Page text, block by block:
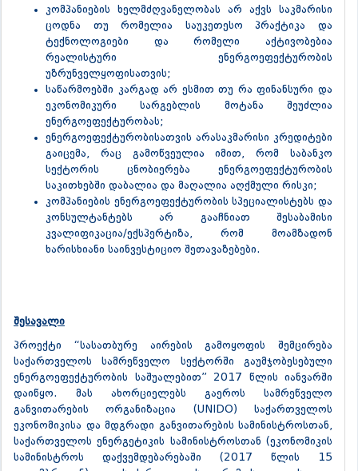
კომპანიების ხელმძღვანელობას არ აქვს საკმარისი
ცოდნა თუ რომელია საუკეთესო პრაქტიკა და
ტექნოლოგიები და რომელი აქტივობებია
რეალისტური ენერგოეფექტურობის
უზრუნველყოფისათვის;
საწარმოებში კარგად არ ესმით თუ რა ფინანსური და
ეკონომიკური სარგებლის მოტანა შეუძლია
ენერგოეფექტურობას;
ენერგოეფექტურობისათვის არასაკმარისი კრედიტები
გაიცემა, რაც გამოწვეულია იმით, რომ საბანკო
სექტორის ცნობიერება ენერგოეფექტურობის
საკითხებში დაბალია და მაღალია აღქმული რისკი;
კომპანიების ენერგოეფექტურობის სპეციალისტებს და
კონსულტანტებს არ გააჩნიათ შესაბამისი
კვალიფიკაცია/ექსპერტიზა, რომ მოამზადონ
ხარისხიანი საინვესტიციო შეთავაზებები.
შესავალი
პროექტი “სასათბურე აირების გამოყოფის შემცირება
საქართველოს სამრეწველო სექტორში გაუმჯობესებული
ენერგოეფექტურობის საშუალებით” 2017 წლის იანვარში
დაიწყო. მას ახორციელებს გაეროს სამრეწველო
განვითარების ორგანიზაცია (UNIDO) საქართველოს
ეკონომიკისა და მდგრადი განვითარების სამინისტროსთან,
საქართველოს ენერგეტიკის სამინისტროსთან (ეკონომიკის
სამინისტროს დაქვემდებარებაში (2017 წლის 15